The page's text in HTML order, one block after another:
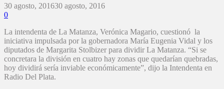
30 agosto, 201630 agosto, 2016
0
La intendenta de La Matanza, Verónica Magario, cuestionó la
iniciativa impulsada por la gobernadora María Eugenia Vidal y los
diputados de Margarita Stolbizer para dividir La Matanza. “Si se
concretara la división en cuatro hay zonas que quedarían quebradas,
hoy dividirá sería inviable económicamente”, dijo la Intendenta en
Radio Del Plata.